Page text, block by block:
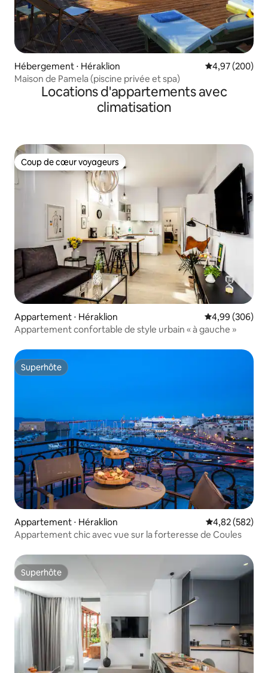
Hébergement ⋅ Héraklion Évaluation
4,97 (200)
Maison de Pamela (piscine privée et spa)
Locations d'appartements avec
climatisation
Coup de cœur voyageurs
Coup de cœur voyageurs
Appartement ⋅ Héraklion Évaluation
4,99 (306)
Appartement confortable de style urbain « à gauche »
Superhôte
Superhôte
Appartement ⋅ Héraklion Évaluation
4,82 (582)
Appartement chic avec vue sur la forteresse de Coules
Superhôte
Superhôte